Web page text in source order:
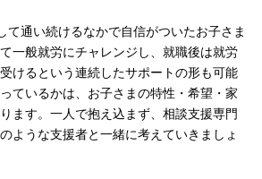
て通い続けるなかで自信がついたお子さま
一般就労にチャレンジし、就職後は就労
けるという連続したサポートの形も可能
ているかは、お子さまの特性・希望・家
ます。一人で抱え込まず、相談支援専門
ような支援者と一緒に考えていきましょ